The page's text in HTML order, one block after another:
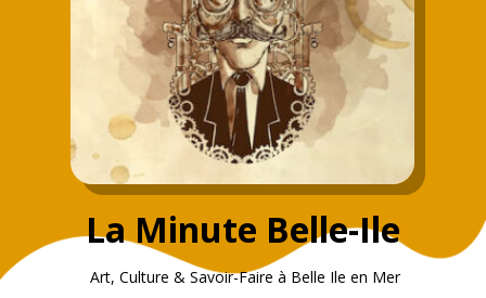
La Minute Belle-Ile
Art, Culture & Savoir-Faire à Belle Ile en Mer